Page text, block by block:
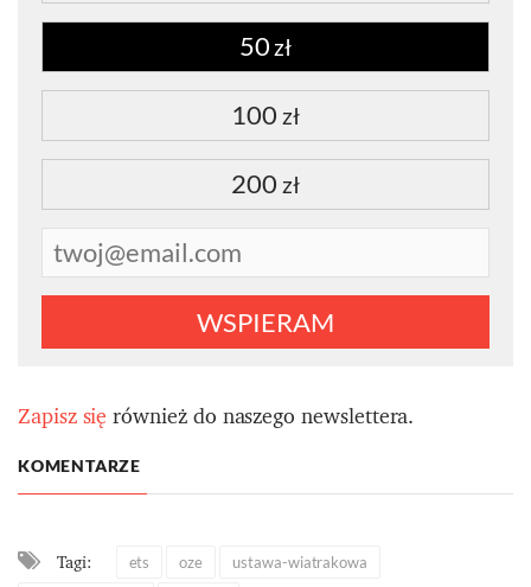
50 zł
100 zł
200 zł
WSPIERAM
Zapisz sięrównież do naszego newslettera.
KOMENTARZE
Tagi: ets oze
ustawa-wiatrakowa